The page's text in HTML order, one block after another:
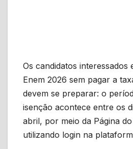
Os candidatos interessados
Enem 2026 sem pagar a
devem se preparar: o
isenção acontece entre os
abril, por meio da Página
utilizando login na